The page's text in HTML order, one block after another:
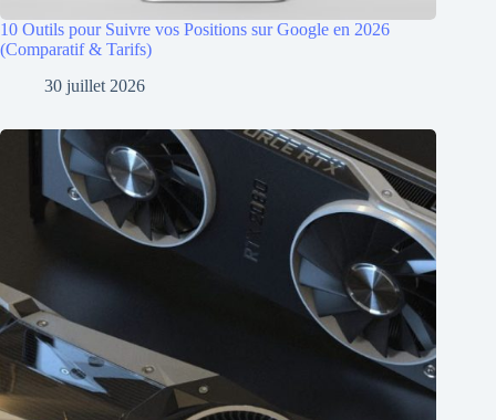
10 Outils pour Suivre vos Positions sur Google en 2026
(Comparatif & Tarifs)
30 juillet 2026